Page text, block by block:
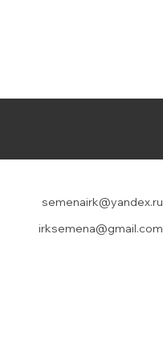
semenairk@yandex.ru
irksemena@gmail.com